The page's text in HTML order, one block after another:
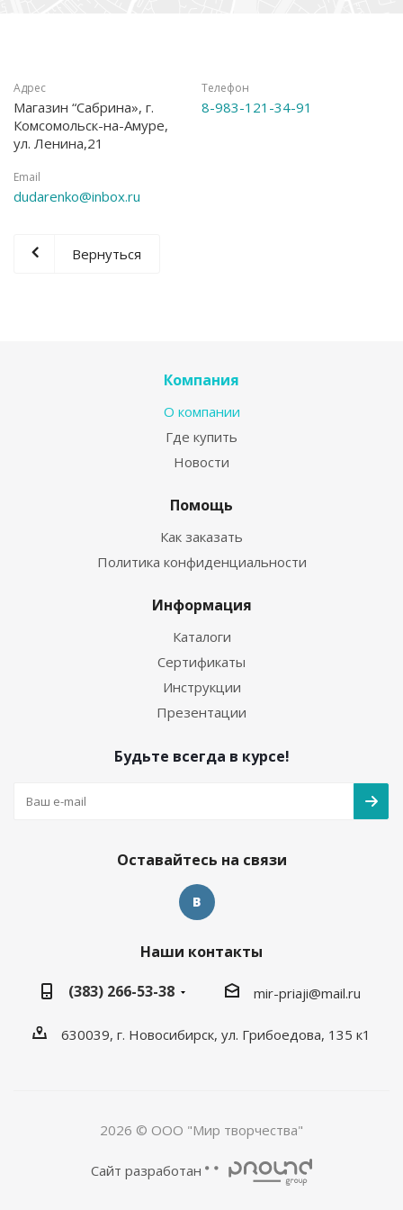
Адрес
Магазин “Сабрина», г.
Комсомольск-на-Амуре,
ул. Ленина,21
Телефон
8-983-121-34-91
Email
dudarenko@inbox.ru
Вернуться
Компания
О компании
Где купить
Новости
Помощь
Как заказать
Политика конфиденциальности
Информация
Каталоги
Сертификаты
Инструкции
Презентации
Будьте всегда в курсе!
Оставайтесь на связи
Наши контакты
(383) 266-53-38
mir-priaji@mail.ru
630039, г. Новосибирск, ул. Грибоедова, 135 к1
2026 © ООО "Мир творчества"
Сайт разработан